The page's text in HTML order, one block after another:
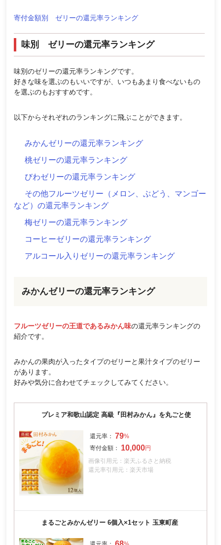
寄付金額別 ゼリーの還元率ランキング
味別 ゼリーの還元率ランキング
味別のゼリーの還元率ランキングです。
好きな味を選ぶのもいいですが、いつもあまり食べないもの
を選ぶのもおすすめです。
以下からそれぞれのランキングに飛ぶことができます。
みかんゼリーの還元率ランキング
桃ゼリーの還元率ランキング
びわゼリーの還元率ランキング
その他フルーツゼリー（メロン、ぶどう、マンゴー
など）の還元率ランキング
梅ゼリーの還元率ランキング
コーヒーゼリーの還元率ランキング
アルコール入りゼリーの還元率ランキング
みかんゼリーの還元率ランキング
フルーツゼリーの王道であるみかん味の還元率ランキングの
紹介です。
みかんの果肉が入ったタイプのゼリーと果汁タイプのゼリー
があります。
好みや気分に合わせてチェックしてみてください。
プレミア和歌山認定 高級『田村みかん』を丸ごと使
79
10,000
画像引用元：楽天ふるさと納税
還元率引用元：楽天市場
まるごとみかんゼリー 6個入×1セット 玉東町産